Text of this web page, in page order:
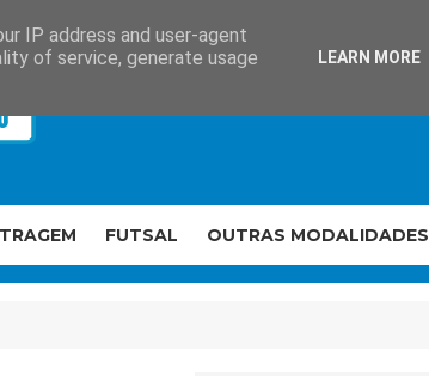
FUTSAL OUTRAS MODALIDADES
IP address and user-agent
of service, generate usage
LEARN MORE